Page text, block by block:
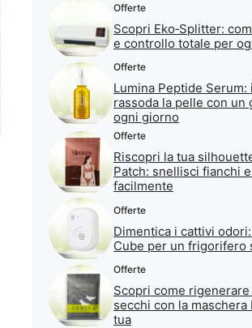
Offerte
Scopri Eko‑Splitter:
e controllo totale per
Offerte
Lumina Peptide Serum:
rassoda la pelle con un
ogni giorno
Offerte
Riscopri la tua
Patch: snellisci fianchi
facilmente
Offerte
Dimentica i cattivi
Cube per un frigorifero
Offerte
Scopri come
secchi con la maschera
tua